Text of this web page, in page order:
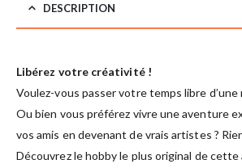
DESCRIPTION
Libérez votre créativité !
Voulez-vous passer votre temps libre d’une
Ou bien vous préférez vivre une aventure
vos amis en devenant de vrais artistes ?
Découvrez le hobby le plus original de cette